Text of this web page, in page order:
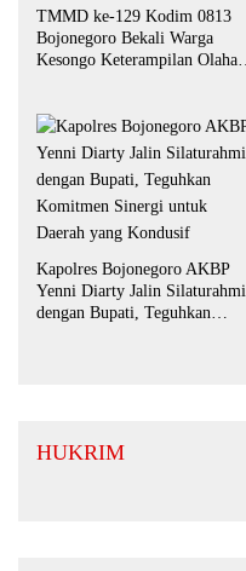
TMMD ke-129 Kodim 0813
Bojonegoro Bekali Warga
Kesongo Keterampilan Olahan
Kapolres Bojonegoro AKBP
Yenni Diarty Jalin Silaturahmi
dengan Bupati, Teguhkan
HUKRIM